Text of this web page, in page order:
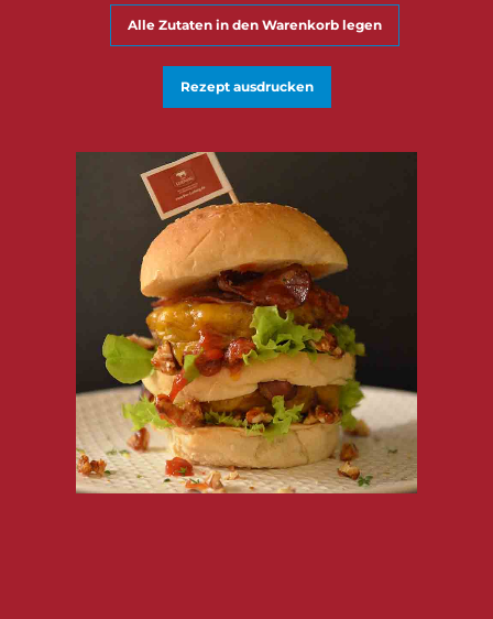
Alle Zutaten in den Warenkorb legen
Rezept ausdrucken